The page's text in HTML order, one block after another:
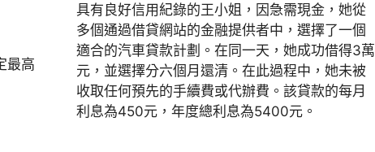
最高
具有良好信用紀錄的王小姐，因急需現金，她從
多個通過借貸網站的金融提供者中，選擇了一個
適合的汽車貸款計劃。在同一天，她成功借得3萬
元，並選擇分六個月還清。在此過程中，她未被
收取任何預先的手續費或代辦費。該貸款的每月
利息為450元，年度總利息為5400元。